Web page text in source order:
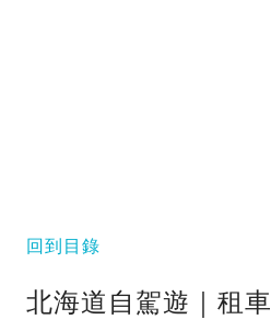
回到目錄
北海道自駕遊｜租